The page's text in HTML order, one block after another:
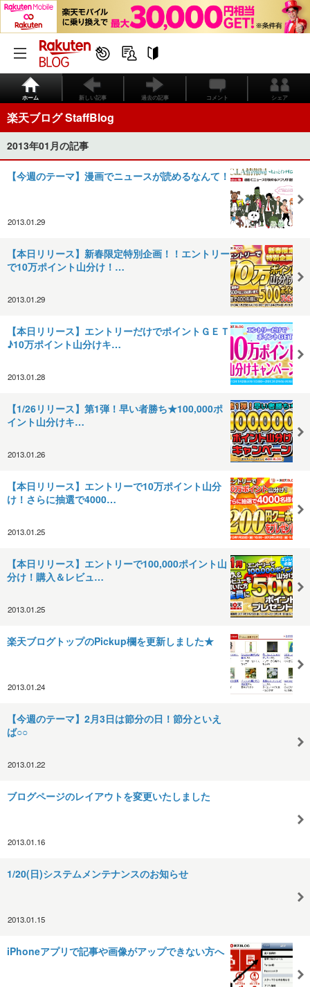
ホーム 新しい記事 過去の記事 コメント シェア
楽天ブログ StaffBlog
2013年01月の記事
【今週のテーマ】漫画でニュースが読めるなんて！
2013.01.29
【本日リリース】新春限定特別企画！！エントリー
で10万ポイント山分け！…
2013.01.29
【本日リリース】エントリーだけでポイントＧＥＴ
♪10万ポイント山分けキ…
2013.01.28
【1/26リリース】第1弾！早い者勝ち★100,000ポ
イント山分けキ…
2013.01.26
【本日リリース】エントリーで10万ポイント山分
け！さらに抽選で4000…
2013.01.25
【本日リリース】エントリーで100,000ポイント山
分け！購入＆レビュ…
2013.01.25
楽天ブログトップのPickup欄を更新しました★
2013.01.24
【今週のテーマ】2月3日は節分の日！節分といえ
ば○○
2013.01.22
ブログページのレイアウトを変更いたしました
2013.01.16
1/20(日)システムメンテナンスのお知らせ
2013.01.15
iPhoneアプリで記事や画像がアップできない方へ